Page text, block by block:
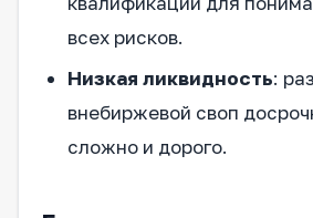
всех рисков.
Низкая ликвидность:
внебиржевой своп
сложно и дорого.